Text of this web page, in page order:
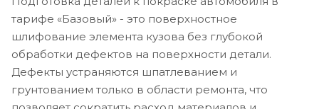
тарифе «Базовый» - это поверхностное
шлифование элемента кузова без глубокой
обработки дефектов на поверхности детали.
Дефекты устраняются шпатлеванием и
грунтованием только в области ремонта, что